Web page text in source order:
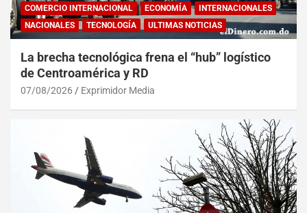
COMERCIO INTERNACIONAL ECONOMÍA
INTERNACIONALES
NACIONALES
TECNOLOGÍA ULTIMAS NOTICIAS
La brecha tecnológica frena el “hub” logístico
de Centroamérica y RD
07/08/2026 Exprimidor Media